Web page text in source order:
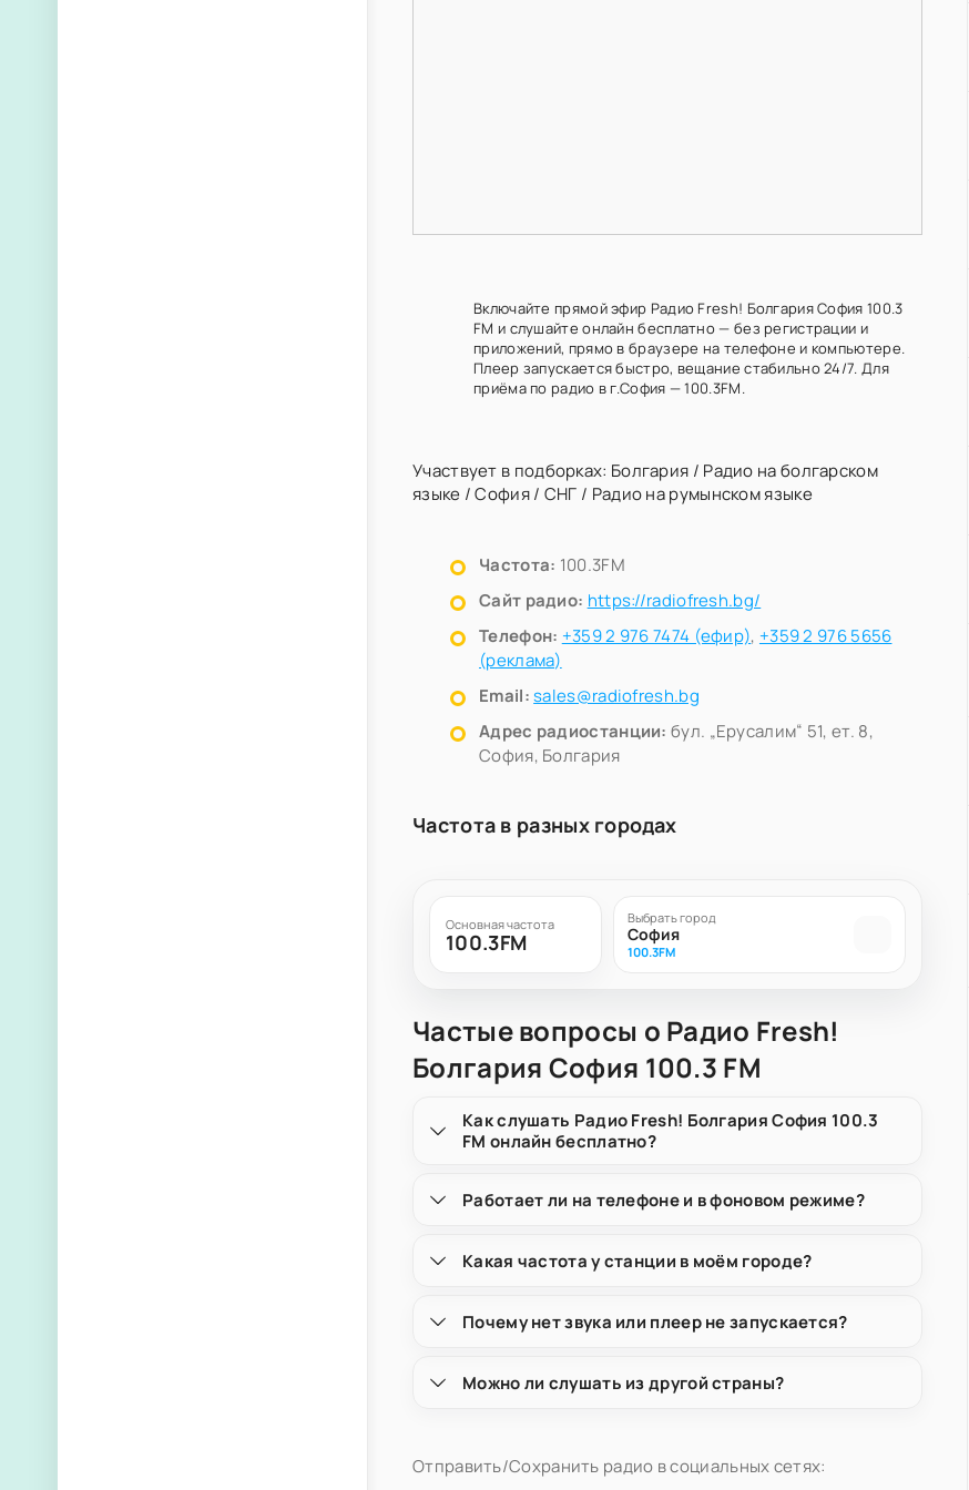
Включайте прямой эфир Радио Fresh! Болгария София 100.3
FM и слушайте онлайн бесплатно — без регистрации и
приложений, прямо в браузере на телефоне и компьютере.
Плеер запускается быстро, вещание стабильно 24/7. Для
приёма по радио в г.София — 100.3FM.
Участвует в подборках: Болгария / Радио на болгарском
языке /София/ СНГ / Радио на румынском языке
Частота: 100.3FM
Сайт радио: https://radiofresh.bg/
Телефон: +359 2 976 7474 (ефир), +359 2 976 5656
(реклама)
Email:sales@radiofresh.bg
Адрес радиостанции: бул. „Ерусалим“ 51, ет. 8,
София, Болгария
Частота в разных городах
Основная частота
100.3FM
Выбрать город
София
100.3FM
Частые вопросы о Радио Fresh!
Болгария София 100.3 FM
Как слушать Радио Fresh! Болгария София 100.3
FM онлайн бесплатно?
Работает ли на телефоне и в фоновом режиме?
Какая частота у станции в моём городе?
Почему нет звука или плеер не запускается?
Можно ли слушать из другой страны?
Отправить/Сохранить радио в социальных сетях: